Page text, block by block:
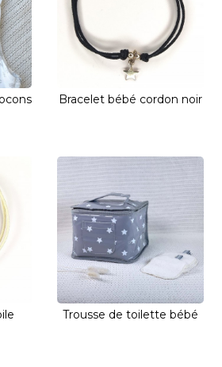
Bracelet bébé cordon noir
Trousse de toilette bébé